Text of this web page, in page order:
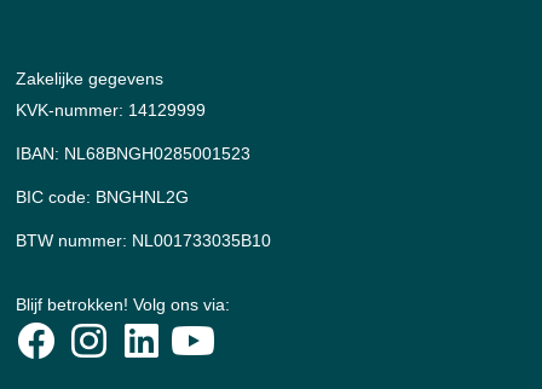
Zakelijke gegevens
KVK-nummer: 14129999
IBAN: NL68BNGH0285001523
BIC code: BNGHNL2G
BTW nummer: NL001733035B10
Blijf betrokken! Volg ons via: